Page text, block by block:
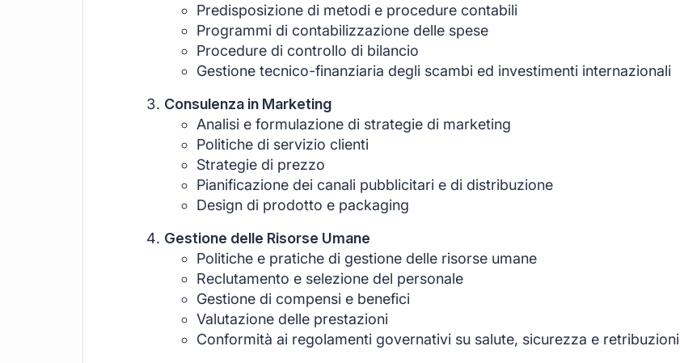
Predisposizione di metodi e procedure contabili
Programmi di contabilizzazione delle spese
Procedure di controllo di bilancio
Gestione tecnico-finanziaria degli scambi ed investimenti internazionali
Consulenza in Marketing
Analisi e formulazione di strategie di marketing
Politiche di servizio clienti
Strategie di prezzo
Pianificazione dei canali pubblicitari e di distribuzione
Design di prodotto e packaging
Gestione delle Risorse Umane
Politiche e pratiche di gestione delle risorse umane
Reclutamento e selezione del personale
Gestione di compensi e benefici
Valutazione delle prestazioni
Conformità ai regolamenti governativi su salute, sicurezza e retribuzioni